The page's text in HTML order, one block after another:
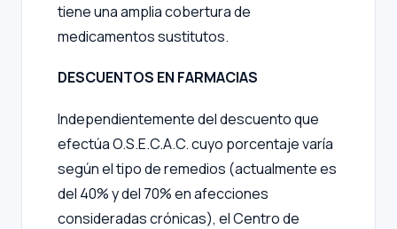
tiene una amplia cobertura de
medicamentos sustitutos.
DESCUENTOS EN FARMACIAS
Independientemente del descuento que
efectúa O.S.E.C.A.C. cuyo porcentaje varía
según el tipo de remedios (actualmente es
del 40% y del 70% en afecciones
consideradas crónicas), el Centro de